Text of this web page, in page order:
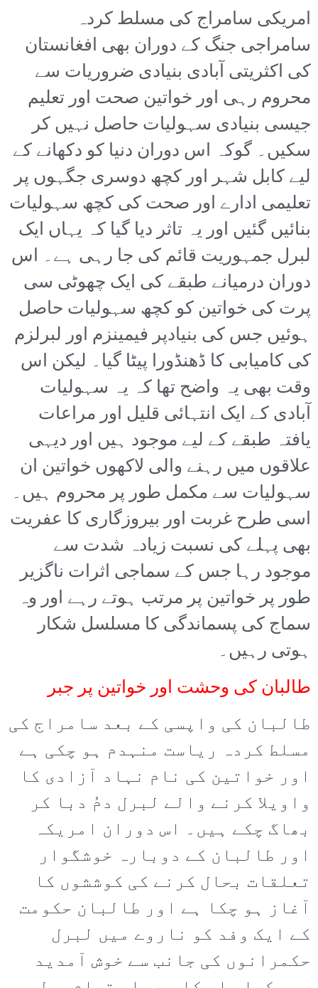
امریکی سامراج کی مسلط کردہ
سامراجی جنگ کے دوران بھی افغانستان
کی اکثریتی آبادی بنیادی ضروریات سے
محروم رہی اور خواتین صحت اور تعلیم
جیسی بنیادی سہولیات حاصل نہیں کر
سکیں۔ گوکہ اس دوران دنیا کو دکھانے کے
لیے کابل شہر اور کچھ دوسری جگہوں پر
تعلیمی ادارے اور صحت کی کچھ سہولیات
بنائیں گئیں اور یہ تاثر دیا گیا کہ یہاں ایک
لبرل جمہوریت قائم کی جا رہی ہے۔ اس
دوران درمیانے طبقے کی ایک چھوٹی سی
پرت کی خواتین کو کچھ سہولیات حاصل
ہوئیں جس کی بنیادپر فیمینزم اور لبرلزم
کی کامیابی کا ڈھنڈورا پیٹا گیا۔ لیکن اس
وقت بھی یہ واضح تھا کہ یہ سہولیات
آبادی کے ایک انتہائی قلیل اور مراعات
یافتہ طبقے کے لیے موجود ہیں اور دیہی
علاقوں میں رہنے والی لاکھوں خواتین ان
سہولیات سے مکمل طور پر محروم ہیں۔
اسی طرح غربت اور بیروزگاری کا عفریت
بھی پہلے کی نسبت زیادہ شدت سے
موجود رہا جس کے سماجی اثرات ناگزیر
طور پر خواتین پر مرتب ہوتے رہے اور وہ
سماج کی پسماندگی کا مسلسل شکار
ہوتی رہیں۔
طالبان کی وحشت اور خواتین پر جبر
طالبان کی واپسی کے بعد سامراج کی
مسلط کردہ ریاست منہدم ہو چکی ہے
اور خواتین کی نام نہاد آزادی کا
واویلا کرنے والے لبرل دمُ دبا کر
بھاگ چکے ہیں۔ اس دوران امریکہ
اور طالبان کے دوبارہ خوشگوار
تعلقات بحال کرنے کی کوششوں کا
آغاز ہو چکا ہے اور طالبان حکومت
کے ایک وفد کو ناروے میں لبرل
حکمرانوں کی جانب سے خوش آمدید